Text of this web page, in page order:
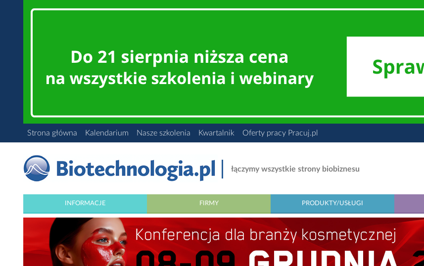
Strona główna Kalendarium Nasze szkolenia Kwartalnik Oferty pracy Pracuj.pl
łączymy wszystkie strony biobiznesu
INFORMACJE FIRMY PRODUKTY/USŁUGI